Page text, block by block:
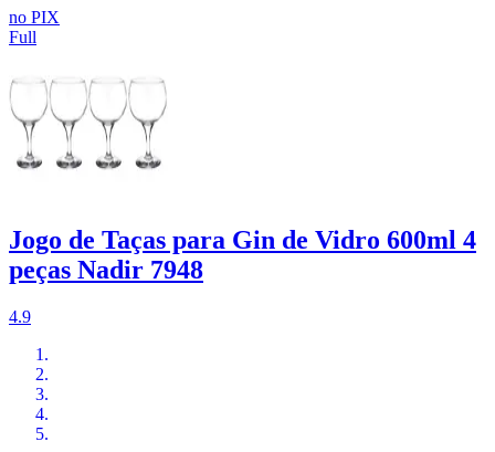
no PIX
Full
Jogo de Taças para Gin de Vidro 600ml 4
peças Nadir 7948
4.9